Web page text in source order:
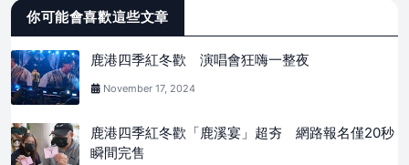
你可能會喜歡這些文章
鹿港四季紅冬歡 演唱會狂嗨一整夜
November 17, 2024
鹿港四季紅冬歡「鹿溪宴」超夯 網路報名僅20秒
瞬間完售